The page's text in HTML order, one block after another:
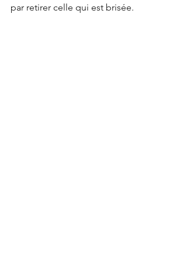
par retirer celle qui est brisée.